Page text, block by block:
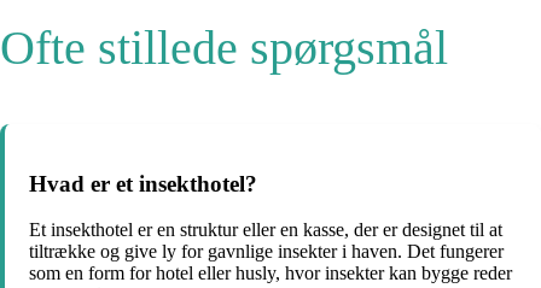
Ofte stillede spørgsmål
Hvad er et insekthotel?
Et insekthotel er en struktur eller en kasse, der er designet til at
tiltrække og give ly for gavnlige insekter i haven. Det fungerer
som en form for hotel eller husly, hvor insekter kan bygge reder